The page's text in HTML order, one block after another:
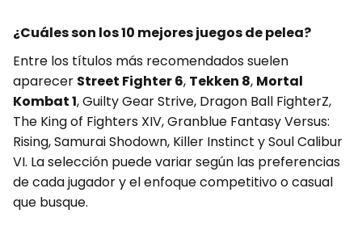
¿Cuáles son los 10 mejores juegos de pelea?
Entre los títulos más recomendados suelen
aparecer Street Fighter 6, Tekken 8, Mortal
Kombat 1, Guilty Gear Strive, Dragon Ball FighterZ,
The King of Fighters XIV, Granblue Fantasy Versus:
Rising, Samurai Shodown, Killer Instinct y Soul Calibur
VI. La selección puede variar según las preferencias
de cada jugador y el enfoque competitivo o casual
que busque.